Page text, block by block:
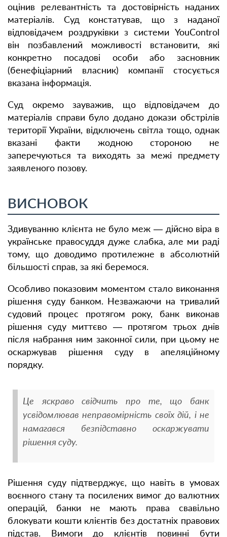
оцінив релевантність та достовірність наданих
матеріалів. Суд констатував, що з наданої
відповідачем роздруківки з системи YouControl
він позбавлений можливості встановити, які
конкретно посадові особи або засновник
(бенефіціарний власник) компанії стосується
вказана інформація.
Суд окремо зауважив, що відповідачем до
матеріалів справи було додано докази обстрілів
території України, відключень світла тощо, однак
вказані факти жодною стороною не
заперечуються та виходять за межі предмету
заявленого позову.
ВИСНОВОК
Здивуванню клієнта не було меж — дійсно віра в
українське правосуддя дуже слабка, але ми раді
тому, що доводимо протилежне в абсолютній
більшості справ, за які беремося.
Особливо показовим моментом стало виконання
рішення суду банком. Незважаючи на тривалий
судовий процес протягом року, банк виконав
рішення суду миттєво — протягом трьох днів
після набрання ним законної сили, при цьому не
оскаржував рішення суду в апеляційному
порядку.
Це яскраво свідчить про те, що банк
усвідомлював неправомірність своїх дій, і не
намагався безпідставно оскаржувати
рішення суду.
Рішення суду підтверджує, що навіть в умовах
воєнного стану та посилених вимог до валютних
операцій, банки не мають права свавільно
блокувати кошти клієнтів без достатніх правових
підстав. Вимоги до клієнтів повинні бути